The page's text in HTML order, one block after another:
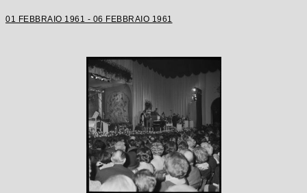
01 FEBBRAIO 1961 - 06 FEBBRAIO 1961